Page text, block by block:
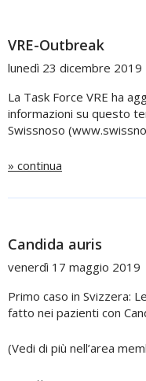
VRE-Outbreak
lunedì 23 dicembre 2019
La Task Force VRE ha
informazioni su questo
Swissnoso
» continua
Candida auris
venerdì 17 maggio 2019
Primo caso in Svizzera:
fatto nei pazienti con
(Vedi di più nell’area